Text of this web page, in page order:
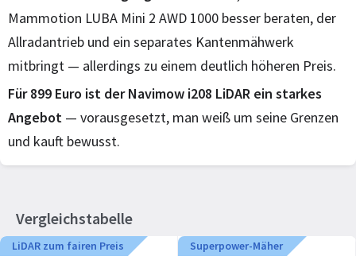
Mammotion LUBA Mini 2 AWD 1000 besser beraten, der
Allradantrieb und ein separates Kantenmähwerk
mitbringt — allerdings zu einem deutlich höheren Preis.
Für 899 Euro ist der Navimow i208 LiDAR ein starkes
Angebot — vorausgesetzt, man weiß um seine Grenzen
und kauft bewusst.
Vergleichstabelle
LiDAR zum fairen Preis Superpower-Mäher